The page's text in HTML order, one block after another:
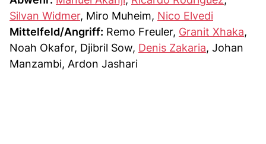
Silvan Widmer, Miro Muheim, Nico Elvedi
Mittelfeld/Angriff: Remo Freuler, Granit Xhaka,
Noah Okafor, Djibril Sow, Denis Zakaria, Johan
Manzambi, Ardon Jashari